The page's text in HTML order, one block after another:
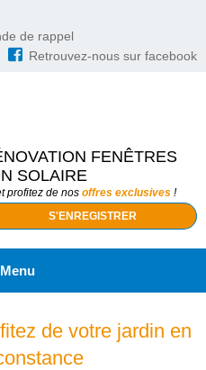
de rappel
Retrouvez-nous sur facebook
FENÊTRES
SOLAIRE
profitez de nos offres exclusives !
Menu
de votre jardin en